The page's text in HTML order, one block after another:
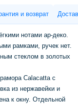
и возврат
нотами ар-деко.
рамками, ручек нет.
стеклом в золотых
Calacatta с
из нержавейки и
к окну. Отдельной